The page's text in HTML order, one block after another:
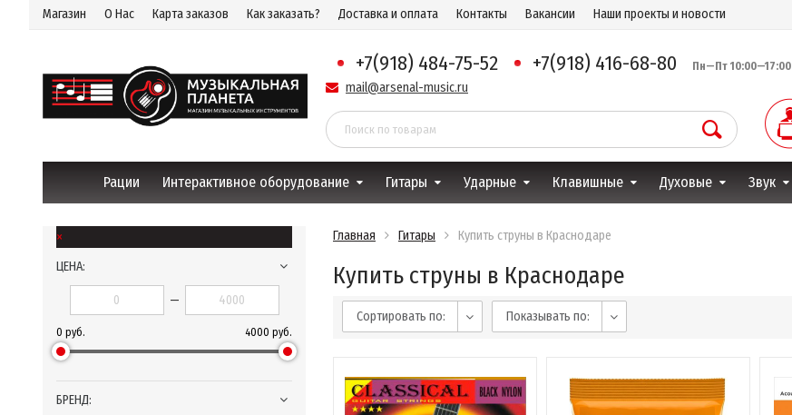
Магазин О Нас Карта заказов Как заказать? Доставка и оплата Контакты Вакансии Наши проекты и новости
+7(918) 484-75-52 +7(918) 416-68-80 Пн—Пт 10:00—17:00
mail@arsenal-music.ru
Рации Интерактивное оборудование Гитары Ударные Клавишные Духовые Звук
×
ЦЕНА:
—
0 руб. 4000 руб.
БРЕНД:
Главная Гитары Купить струны в Краснодаре
Купить струны в Краснодаре
Сортировать по: Показывать по: